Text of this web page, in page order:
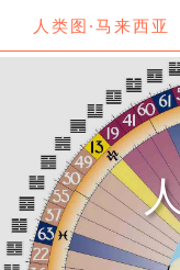
人类图·马来西亚